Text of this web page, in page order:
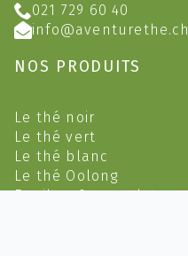
021 729 60 40
info@aventurethe.ch
NOS PRODUITS
Le thé noir
Le thé vert
Le thé blanc
Le thé Oolong
Rooibos & carcadets